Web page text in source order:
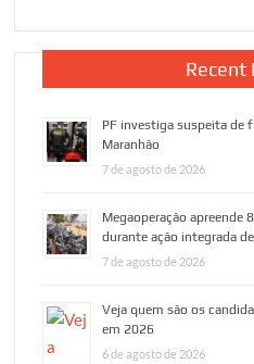
Recent
PF investiga suspeita de
Maranhão
7 de agosto de 2026
Megaoperação apreende
durante ação integrada
7 de agosto de 2026
Veja quem são os
em 2026
6 de agosto de 2026